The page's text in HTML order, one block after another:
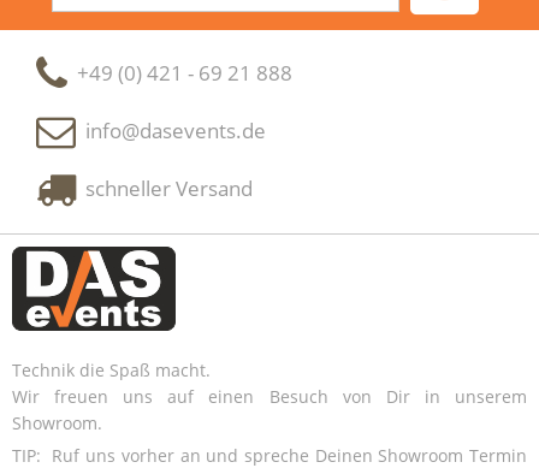
+49 (0) 421 - 69 21 888
info@dasevents.de
schneller Versand
Technik die Spaß macht.
Wir freuen uns auf einen Besuch von Dir in unserem
Showroom.
TIP: Ruf uns vorher an und spreche Deinen Showroom Termin